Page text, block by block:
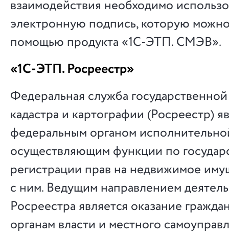
взаимодействия необходимо
электронную подпись, которую
помощью продукта «1С-ЭТП. СМЭВ».
«1С-ЭТП. Росреестр»
Федеральная служба
кадастра и картографии (Росреестр)
федеральным органом
осуществляющим функции по
регистрации прав на недвижимое
с ним. Ведущим направлением
Росреестра является оказание
органам власти и местного